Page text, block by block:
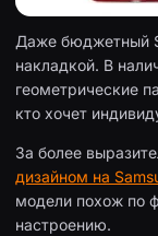
Даже бюджетный
накладкой. В
геометрические
кто хочет
За более
дизайном на
модели похож по
настроению.